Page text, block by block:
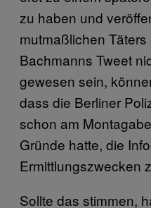
zu haben und
mutmaßlichen
Bachmanns Tweet
gewesen sein,
dass die Berliner
schon am
Gründe hatte, die
Ermittlungszwecken
Sollte das stimmen,